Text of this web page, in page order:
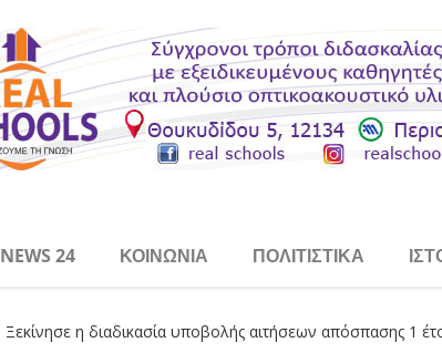
NEWS 24 ΚΟΙΝΩΝΊΑ ΠΟΛΙΤΙΣΤΙΚΆ
Ξεκίνησε η διαδικασία υποβολής αιτήσεων απόσπασης 1